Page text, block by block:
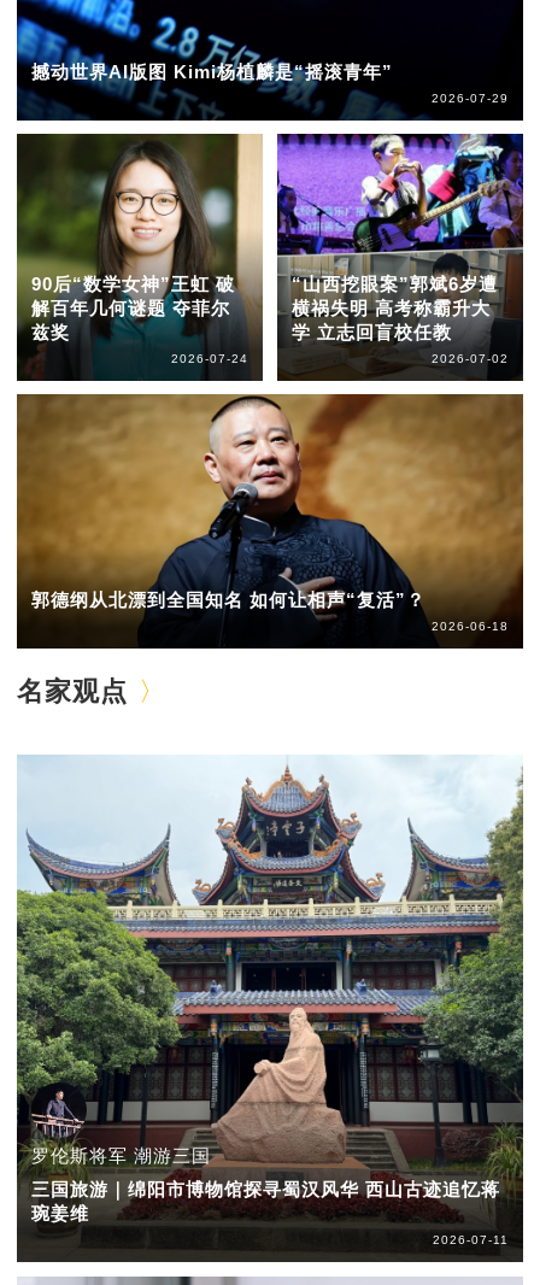
撼动世界AI版图 Kimi杨植麟是“摇滚青年”
2026-07-29
90后“数学女神”王虹 破
解百年几何谜题 夺菲尔
兹奖
2026-07-24
“山西挖眼案”郭斌6岁遭
横祸失明 高考称霸升大
学 立志回盲校任教
2026-07-02
郭德纲从北漂到全国知名 如何让相声“复活”？
2026-06-18
名家观点
罗伦斯将军 潮游三国
三国旅游｜绵阳市博物馆探寻蜀汉风华 西山古迹追忆蒋
琬姜维
2026-07-11